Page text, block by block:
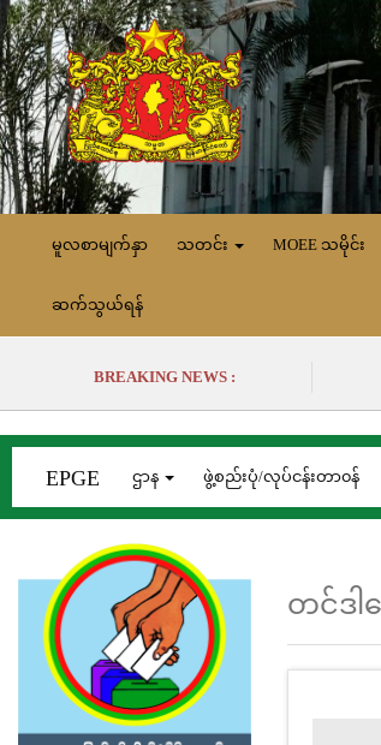
မူလစာမျက်နှာ သတင်း MOEE သမိုင်း
ဆက်သွယ်ရန်
BREAKING NEWS :
EPGE ဌာန ဖွဲ့စည်းပုံ/လုပ်ငန်းတာ၀န်
တင်ဒါ